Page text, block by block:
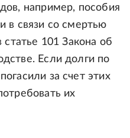
например, пособия
в связи со смертью
статье 101 Закона об
Если долги по
за счет этих
их